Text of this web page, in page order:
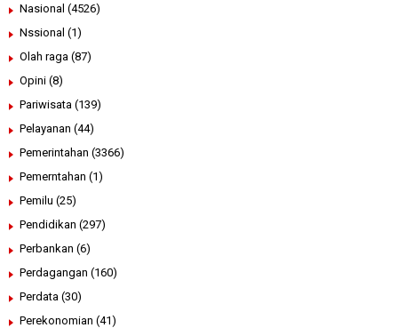
Nasional (4526)
Nssional (1)
Olah raga (87)
Opini (8)
Pariwisata (139)
Pelayanan (44)
Pemerintahan (3366)
Pemerntahan (1)
Pemilu (25)
Pendidikan (297)
Perbankan (6)
Perdagangan (160)
Perdata (30)
Perekonomian (41)